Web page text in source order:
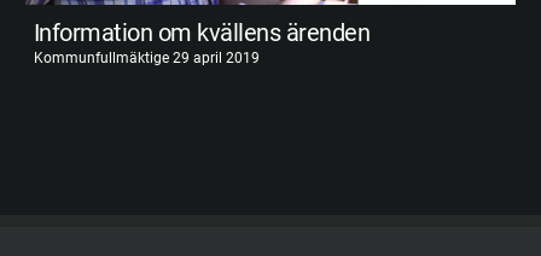
Information om kvällens ärenden
Kommunfullmäktige 29 april 2019